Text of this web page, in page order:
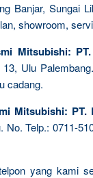
Banjar, Sungai
showroom,
Mitsubishi:
Ulu
cadang.
Mitsubishi: PT.
No. Telp.: 0711-
yang kami